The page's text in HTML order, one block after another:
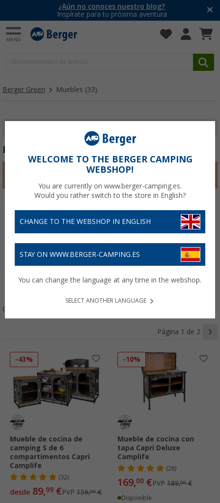
¿Aún no conoces nuestro blog?
Inspírate para tu próxima aventura
Berger Green Muebles (33)
MUEBLES
Tiendas Outdoor Muebles
Menaje Electricidad Vehículo
Ropa
Ordenar:
Página 1 de 2
-43%
Mueble de cocina de
camping S de 6
compartimentos Capri
Camplife
(32)
desde 89,99 €PVP 159,00€
-10%
Mueble de cocina con
tapa Capri Deluxe
Camplife
(28)
169,00 €PVP 189,00€
Disponible
WELCOME TO THE BERGER CAMPING
WEBSHOP!
You are currently on www.berger-camping.es.
Would you rather switch to the store in English?
CHANGE TO THE WEBSHOP IN ENGLISH
STAY ON WWW.BERGER-CAMPING.ES
You can change the language at any time in the webshop.
SELECT ANOTHER LANGUAGE